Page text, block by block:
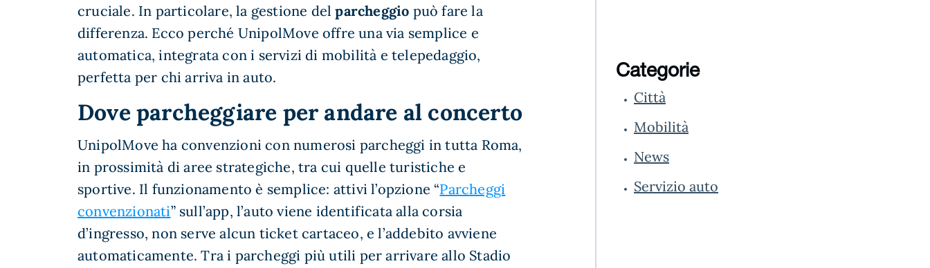
cruciale. In particolare, la gestione delparcheggio può fare la
differenza. Ecco perché UnipolMove offre una via semplice e
automatica, integrata con i servizi di mobilità e telepedaggio,
perfetta per chi arriva in auto.
Dove parcheggiare per andare al concerto
UnipolMove ha convenzioni con numerosi parcheggi in tutta Roma,
in prossimità di aree strategiche, tra cui quelle turistiche e
sportive. Il funzionamento è semplice: attivi l’opzione “Parcheggi
convenzionati” sull’app, l’auto viene identificata alla corsia
d’ingresso, non serve alcun ticket cartaceo, e l’addebito avviene
automaticamente. Tra i parcheggi più utili per arrivare allo Stadio
Categorie
Città
Mobilità
News
Servizio auto